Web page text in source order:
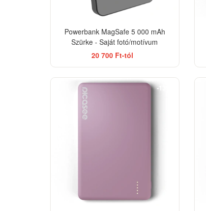
Powerbank MagSafe 5 000 mAh
Szürke - Saját fotó/motívum
20 700 Ft-tól
-13%